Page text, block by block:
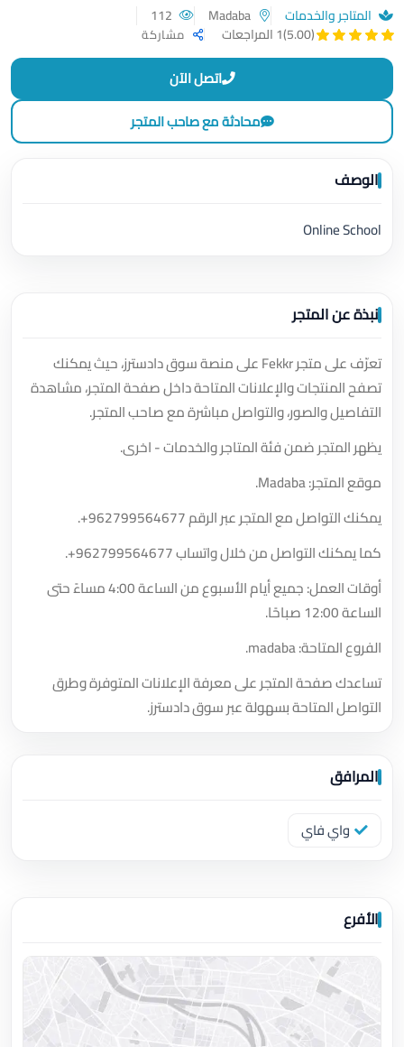
المتاجر والخدمات
(5.00)
1 المراجعات مشاركة
اتصل الآن
محادثة مع صاحب المتجر
الوصف
Online School
نبذة عن المتجر
تعرّف على متجر Fekkr على منصة سوق دادسترز، حيث يمكنك
تصفح المنتجات والإعلانات المتاحة داخل صفحة المتجر، مشاهدة
التفاصيل والصور، والتواصل مباشرة مع صاحب المتجر.
يظهر المتجر ضمن فئة المتاجر والخدمات - اخرى.
موقع المتجر: Madaba.
يمكنك التواصل مع المتجر عبر الرقم+962799564677
.
كما يمكنك التواصل من خلال واتساب+962799564677
.
أوقات العمل: جميع أيام الأسبوع من الساعة 4:00 مساءً حتى
الساعة 12:00 صباحًا.
الفروع المتاحة: madaba.
تساعدك صفحة المتجر على معرفة الإعلانات المتوفرة وطرق
التواصل المتاحة بسهولة عبر سوق دادسترز.
المرافق
واي فاي
الأفرع